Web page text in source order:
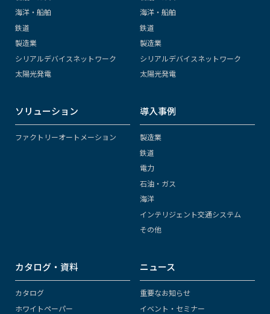
海洋・船舶
鉄道
製造業
シリアルデバイスネットワーク
太陽光発電
海洋・船舶
鉄道
製造業
シリアルデバイスネットワーク
太陽光発電
ソリューション
ファクトリーオートメーション
導入事例
製造業
鉄道
電力
石油・ガス
海洋
インテリジェント交通システム
その他
カタログ・資料
カタログ
ホワイトペーパー
ニュース
重要なお知らせ
イベント・セミナー